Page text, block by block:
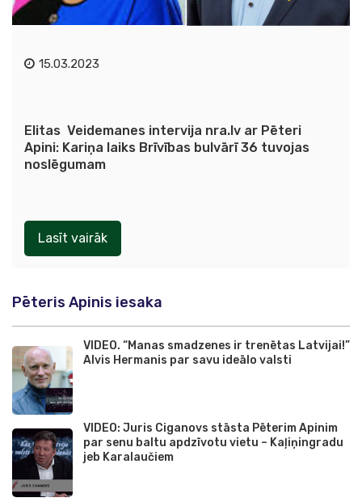
15.03.2023
Elitas Veidemanes intervija nra.lv ar Pēteri
Apini: Kariņa laiks Brīvības bulvārī 36 tuvojas
noslēgumam
Lasīt vairāk
Pēteris Apinis iesaka
VIDEO. “Manas smadzenes ir trenētas Latvijai!”
Alvis Hermanis par savu ideālo valsti
VIDEO: Juris Ciganovs stāsta Pēterim Apinim
par senu baltu apdzīvotu vietu – Kaļiņingradu
jeb Karalaučiem